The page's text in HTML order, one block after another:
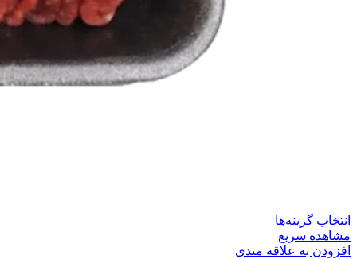
انتخاب گزینه‌ها
دارای
مشاهده سریع
افزودن به علاقه مندی